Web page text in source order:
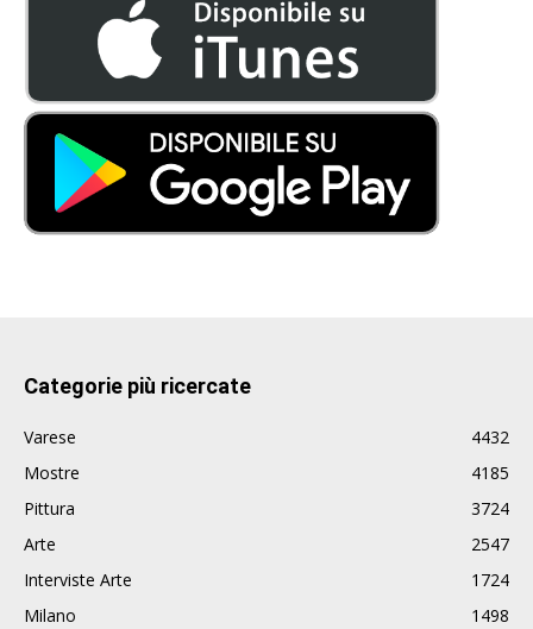
Categorie più ricercate
Varese
4432
Mostre
4185
Pittura
3724
Arte
2547
Interviste Arte
1724
Milano
1498